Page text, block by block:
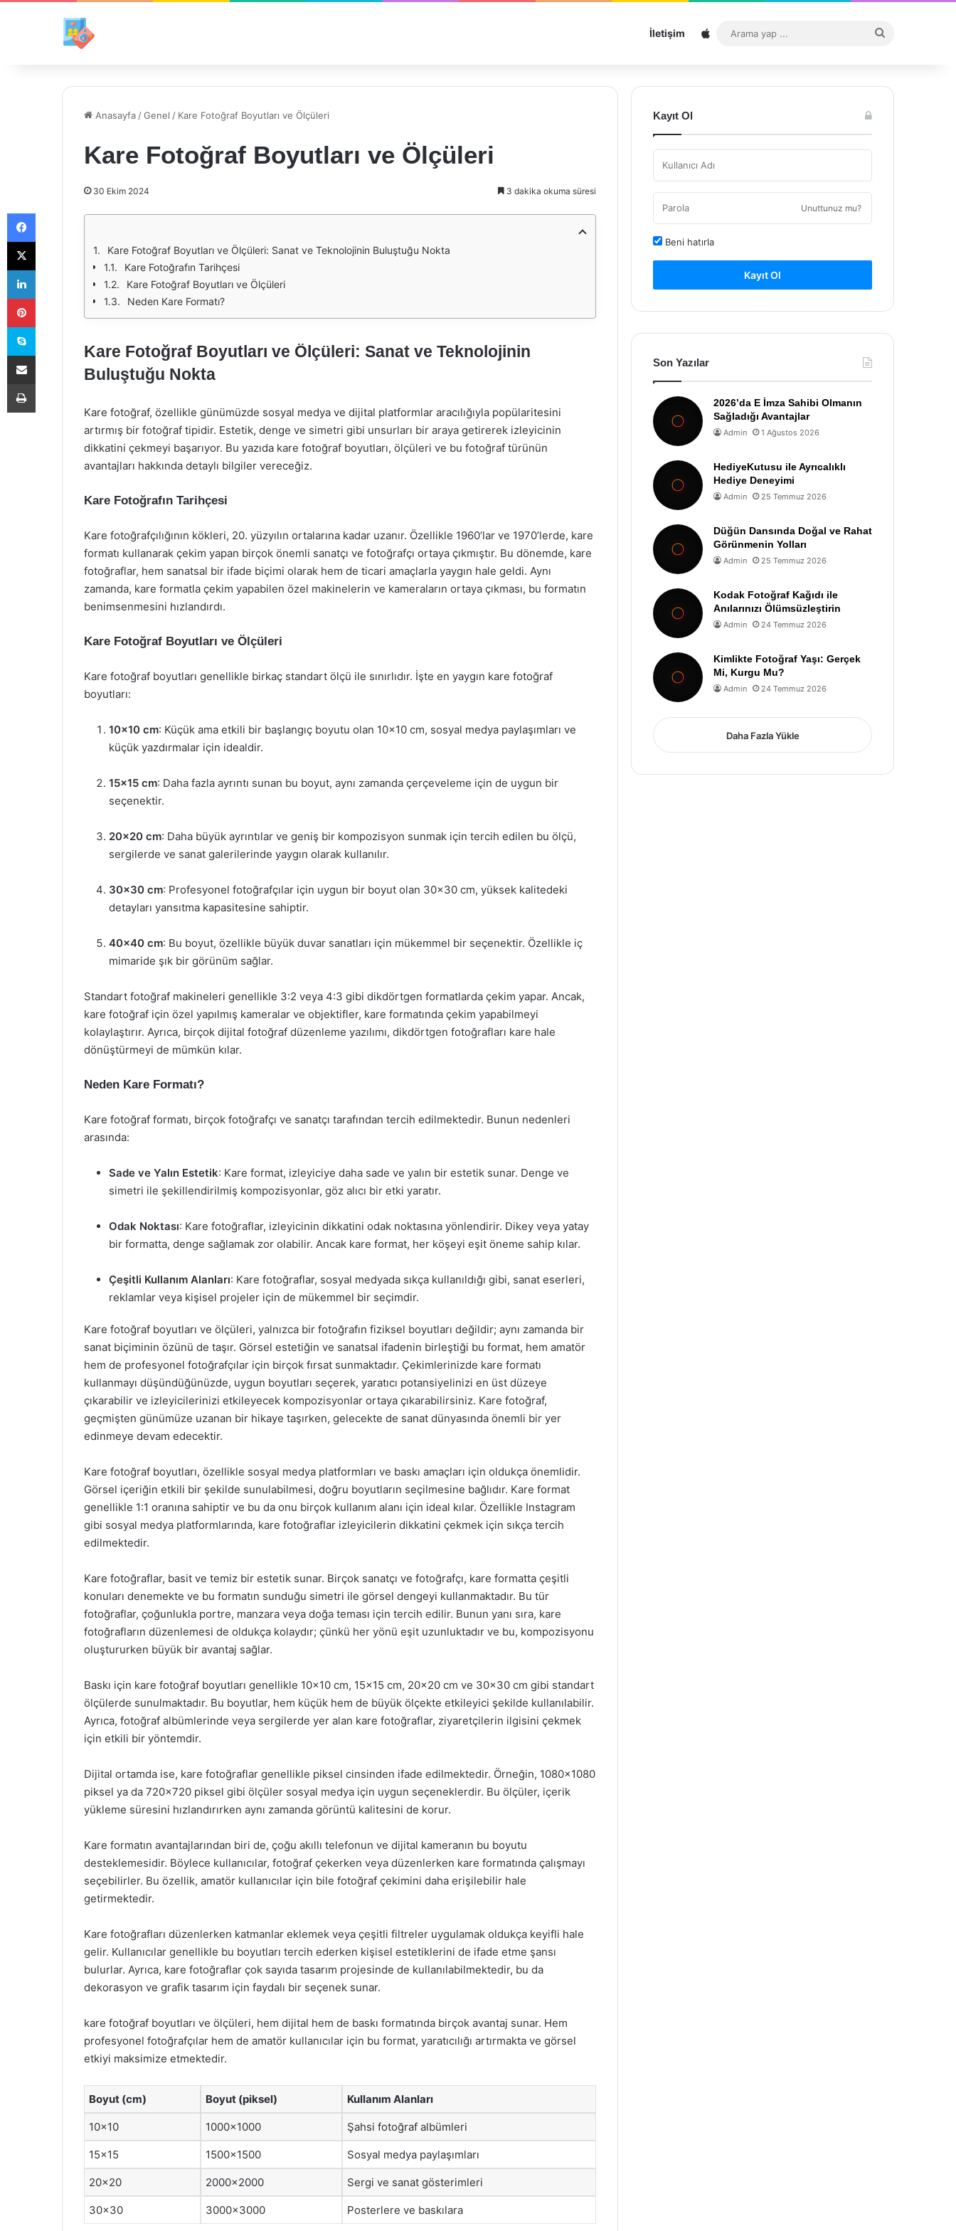
İletişim Sitemap
...
Anasayfa /Genel / Kare Fotoğraf Boyutları ve Ölçüleri
Kare Fotoğraf Boyutları ve Ölçüleri
30 Ekim 2024 3 dakika okuma süresi
Kare Fotoğraf Boyutları ve Ölçüleri: Sanat ve Teknolojinin Buluştuğu Nokta
Kare Fotoğrafın Tarihçesi
Kare Fotoğraf Boyutları ve Ölçüleri
Neden Kare Formatı?
Kare Fotoğraf Boyutları ve Ölçüleri: Sanat ve Teknolojinin
Buluştuğu Nokta
Kare fotoğraf, özellikle günümüzde sosyal medya ve dijital platformlar aracılığıyla popülaritesini
artırmış bir fotoğraf tipidir. Estetik, denge ve simetri gibi unsurları bir araya getirerek izleyicinin
dikkatini çekmeyi başarıyor. Bu yazıda kare fotoğraf boyutları, ölçüleri ve bu fotoğraf türünün
avantajları hakkında detaylı bilgiler vereceğiz.
Kare Fotoğrafın Tarihçesi
Kare fotoğrafçılığının kökleri, 20. yüzyılın ortalarına kadar uzanır. Özellikle 1960’lar ve 1970’lerde, kare
formatı kullanarak çekim yapan birçok önemli sanatçı ve fotoğrafçı ortaya çıkmıştır. Bu dönemde, kare
fotoğraflar, hem sanatsal bir ifade biçimi olarak hem de ticari amaçlarla yaygın hale geldi. Aynı
zamanda, kare formatla çekim yapabilen özel makinelerin ve kameraların ortaya çıkması, bu formatın
benimsenmesini hızlandırdı.
Kare Fotoğraf Boyutları ve Ölçüleri
Kare fotoğraf boyutları genellikle birkaç standart ölçü ile sınırlıdır. İşte en yaygın kare fotoğraf
boyutları:
10×10 cm: Küçük ama etkili bir başlangıç boyutu olan 10×10 cm, sosyal medya paylaşımları ve
küçük yazdırmalar için idealdir.
15×15 cm: Daha fazla ayrıntı sunan bu boyut, aynı zamanda çerçeveleme için de uygun bir
seçenektir.
20×20 cm: Daha büyük ayrıntılar ve geniş bir kompozisyon sunmak için tercih edilen bu ölçü,
sergilerde ve sanat galerilerinde yaygın olarak kullanılır.
30×30 cm: Profesyonel fotoğrafçılar için uygun bir boyut olan 30×30 cm, yüksek kalitedeki
detayları yansıtma kapasitesine sahiptir.
40×40 cm: Bu boyut, özellikle büyük duvar sanatları için mükemmel bir seçenektir. Özellikle iç
mimaride şık bir görünüm sağlar.
Standart fotoğraf makineleri genellikle 3:2 veya 4:3 gibi dikdörtgen formatlarda çekim yapar. Ancak,
kare fotoğraf için özel yapılmış kameralar ve objektifler, kare formatında çekim yapabilmeyi
kolaylaştırır. Ayrıca, birçok dijital fotoğraf düzenleme yazılımı, dikdörtgen fotoğrafları kare hale
dönüştürmeyi de mümkün kılar.
Neden Kare Formatı?
Kare fotoğraf formatı, birçok fotoğrafçı ve sanatçı tarafından tercih edilmektedir. Bunun nedenleri
arasında:
Sade ve Yalın Estetik: Kare format, izleyiciye daha sade ve yalın bir estetik sunar. Denge ve
simetri ile şekillendirilmiş kompozisyonlar, göz alıcı bir etki yaratır.
Odak Noktası: Kare fotoğraflar, izleyicinin dikkatini odak noktasına yönlendirir. Dikey veya yatay
bir formatta, denge sağlamak zor olabilir. Ancak kare format, her köşeyi eşit öneme sahip kılar.
Çeşitli Kullanım Alanları: Kare fotoğraflar, sosyal medyada sıkça kullanıldığı gibi, sanat eserleri,
reklamlar veya kişisel projeler için de mükemmel bir seçimdir.
Kare fotoğraf boyutları ve ölçüleri, yalnızca bir fotoğrafın fiziksel boyutları değildir; aynı zamanda bir
sanat biçiminin özünü de taşır. Görsel estetiğin ve sanatsal ifadenin birleştiği bu format, hem amatör
hem de profesyonel fotoğrafçılar için birçok fırsat sunmaktadır. Çekimlerinizde kare formatı
kullanmayı düşündüğünüzde, uygun boyutları seçerek, yaratıcı potansiyelinizi en üst düzeye
çıkarabilir ve izleyicilerinizi etkileyecek kompozisyonlar ortaya çıkarabilirsiniz. Kare fotoğraf,
geçmişten günümüze uzanan bir hikaye taşırken, gelecekte de sanat dünyasında önemli bir yer
edinmeye devam edecektir.
Kare fotoğraf boyutları, özellikle sosyal medya platformları ve baskı amaçları için oldukça önemlidir.
Görsel içeriğin etkili bir şekilde sunulabilmesi, doğru boyutların seçilmesine bağlıdır. Kare format
genellikle 1:1 oranına sahiptir ve bu da onu birçok kullanım alanı için ideal kılar. Özellikle Instagram
gibi sosyal medya platformlarında, kare fotoğraflar izleyicilerin dikkatini çekmek için sıkça tercih
edilmektedir.
Kare fotoğraflar, basit ve temiz bir estetik sunar. Birçok sanatçı ve fotoğrafçı, kare formatta çeşitli
konuları denemekte ve bu formatın sunduğu simetri ile görsel dengeyi kullanmaktadır. Bu tür
fotoğraflar, çoğunlukla portre, manzara veya doğa teması için tercih edilir. Bunun yanı sıra, kare
fotoğrafların düzenlemesi de oldukça kolaydır; çünkü her yönü eşit uzunluktadır ve bu, kompozisyonu
oluştururken büyük bir avantaj sağlar.
Baskı için kare fotoğraf boyutları genellikle 10×10 cm, 15×15 cm, 20×20 cm ve 30×30 cm gibi standart
ölçülerde sunulmaktadır. Bu boyutlar, hem küçük hem de büyük ölçekte etkileyici şekilde kullanılabilir.
Ayrıca, fotoğraf albümlerinde veya sergilerde yer alan kare fotoğraflar, ziyaretçilerin ilgisini çekmek
için etkili bir yöntemdir.
Dijital ortamda ise, kare fotoğraflar genellikle piksel cinsinden ifade edilmektedir. Örneğin, 1080×1080
piksel ya da 720×720 piksel gibi ölçüler sosyal medya için uygun seçeneklerdir. Bu ölçüler, içerik
yükleme süresini hızlandırırken aynı zamanda görüntü kalitesini de korur.
Kare formatın avantajlarından biri de, çoğu akıllı telefonun ve dijital kameranın bu boyutu
desteklemesidir. Böylece kullanıcılar, fotoğraf çekerken veya düzenlerken kare formatında çalışmayı
seçebilirler. Bu özellik, amatör kullanıcılar için bile fotoğraf çekimini daha erişilebilir hale
getirmektedir.
Kare fotoğrafları düzenlerken katmanlar eklemek veya çeşitli filtreler uygulamak oldukça keyifli hale
gelir. Kullanıcılar genellikle bu boyutları tercih ederken kişisel estetiklerini de ifade etme şansı
bulurlar. Ayrıca, kare fotoğraflar çok sayıda tasarım projesinde de kullanılabilmektedir, bu da
dekorasyon ve grafik tasarım için faydalı bir seçenek sunar.
kare fotoğraf boyutları ve ölçüleri, hem dijital hem de baskı formatında birçok avantaj sunar. Hem
profesyonel fotoğrafçılar hem de amatör kullanıcılar için bu format, yaratıcılığı artırmakta ve görsel
etkiyi maksimize etmektedir.
Boyut (cm) Boyut (piksel) Kullanım Alanları
10×10 1000×1000 Şahsi fotoğraf albümleri
15×15 1500×1500 Sosyal medya paylaşımları
20×20 2000×2000 Sergi ve sanat gösterimleri
30×30 3000×3000 Posterlere ve baskılara
Kayıt Ol
Unuttunuz mu?
Beni hatırla
Kayıt Ol
Son Yazılar
2026’da E İmza Sahibi Olmanın
Sağladığı Avantajlar
Admin 1 Ağustos 2026
HediyeKutusu ile Ayrıcalıklı
Hediye Deneyimi
Admin 25 Temmuz 2026
Düğün Dansında Doğal ve Rahat
Görünmenin Yolları
Admin 25 Temmuz 2026
Kodak Fotoğraf Kağıdı ile
Anılarınızı Ölümsüzleştirin
Admin 24 Temmuz 2026
Kimlikte Fotoğraf Yaşı: Gerçek
Mi, Kurgu Mu?
Admin 24 Temmuz 2026
Daha Fazla Yükle
Facebook
X
LinkedIn
Pinterest
Skype
E-Posta ile paylaş